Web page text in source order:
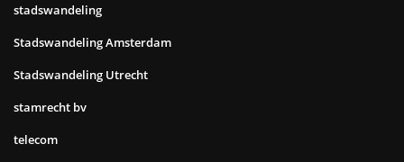
stadswandeling
Stadswandeling Amsterdam
Stadswandeling Utrecht
stamrecht bv
telecom